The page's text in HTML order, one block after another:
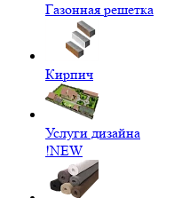
Газонная решетка
Кирпич
Услуги дизайна
!NEW